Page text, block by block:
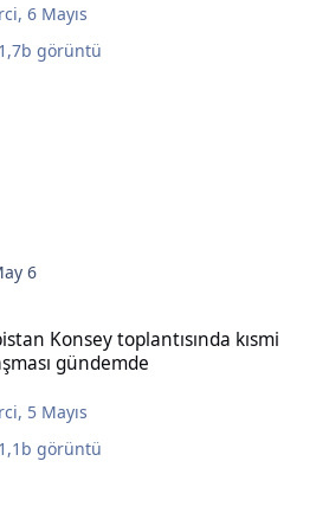
,6 Mayıs
1,7b görüntü
6
Konsey toplantısında kısmi
gündemde
, 5 Mayıs
1,1b görüntü